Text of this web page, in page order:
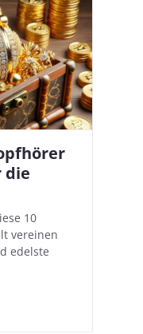
die
10
vereinen
edelste
und iOS
neue
Pro 2
Kopfhörer
wenigen